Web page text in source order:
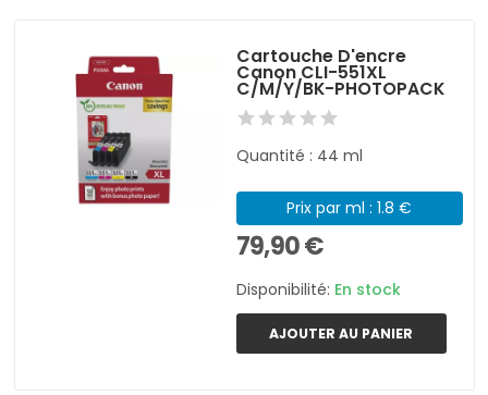
Cartouche D'encre
Canon CLI-551XL
C/M/Y/BK-PHOTOPACK
Quantité : 44 ml
Prix par ml : 1.8 €
79,90 €
Disponibilité: En stock
AJOUTER AU PANIER